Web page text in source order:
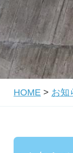
HOME > お知